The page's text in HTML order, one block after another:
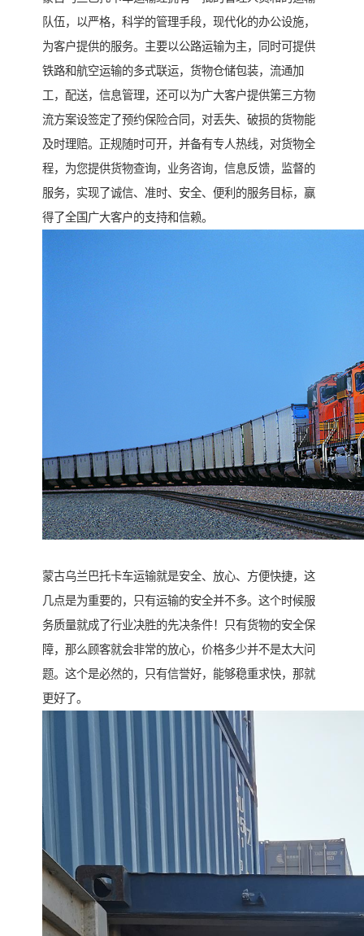
队伍，以严格，科学的管理手段，现代化的办公设施，
为客户提供的服务。主要以公路运输为主，同时可提供
铁路和航空运输的多式联运，货物仓储包装，流通加
工，配送，信息管理，还可以为广大客户提供第三方物
流方案设签定了预约保险合同，对丢失、破损的货物能
及时理赔。正规随时可开，并备有专人热线，对货物全
程，为您提供货物查询，业务咨询，信息反馈，监督的
服务，实现了诚信、准时、安全、便利的服务目标，赢
得了全国广大客户的支持和信赖。
蒙古乌兰巴托卡车运输就是安全、放心、方便快捷，这
几点是为重要的，只有运输的安全并不多。这个时候服
务质量就成了行业决胜的先决条件！只有货物的安全保
障，那么顾客就会非常的放心，价格多少并不是太大问
题。这个是必然的，只有信誉好，能够稳重求快，那就
更好了。